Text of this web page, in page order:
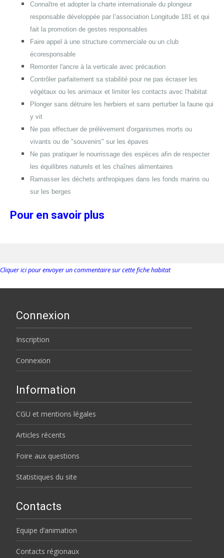
Connaître et adopter la charte internationale du plongeur
responsable développée par l’association Longitude 181 et qui
fait la promotion de gestes responsables
Faire appel à une structure commerciale ou un club
écoresponsable
Remonter l'ancre à la verticale avec précaution
Contrôler parfaitement sa stabilité pour ne pas écraser les
végétaux ou les animaux et limiter les contacts avec l'habitat
Plonger sans détruire les herbiers et sans perturber la faune qui
y vit
Ne pas effectuer de prélèvement d'organismes morts ou
vivants ou de "souvenirs" sur les épaves
Ne pas pratiquer le nourrissage des espèces afin de respecter
les équilibres naturels et les chaînes alimentaires
Ramasser les déchets anthropiques dans les fonds marins ou
sur les berges
Pour en savoir plus
Cliquer ici pour envoyer un commentaire sur cette fiche habitat
Connexion
Inscription
Connexion
Information
CGU et mentions légales
Articles récents
Foire aux questions
Statistiques du site
Contacts
Equipe d’animation
Contacts régionaux